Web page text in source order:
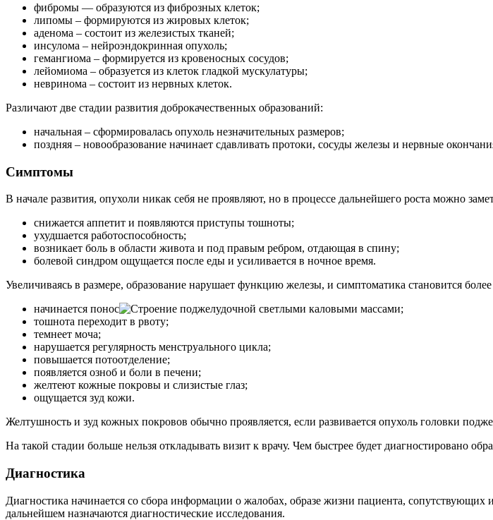
фибромы — образуются из фиброзных клеток;
липомы – формируются из жировых клеток;
аденома – состоит из железистых тканей;
инсулома – нейроэндокринная опухоль;
гемангиома – формируется из кровеносных сосудов;
лейомиома – образуется из клеток гладкой мускулатуры;
невринома – состоит из нервных клеток.
Различают две стадии развития доброкачественных образований:
начальная – сформировалась опухоль незначительных размеров;
поздняя – новообразование начинает сдавливать протоки, сосуды железы и нервные
Симптомы
В начале развития, опухоли никак себя не проявляют, но в процессе дальнейшего роста можно
снижается аппетит и появляются приступы тошноты;
ухудшается работоспособность;
возникает боль в области живота и под правым ребром, отдающая в спину;
болевой синдром ощущается после еды и усиливается в ночное время.
Увеличиваясь в размере, образование нарушает функцию железы, и симптоматика становится
начинается понос
светлыми каловыми массами;
тошнота переходит в рвоту;
темнеет моча;
нарушается регулярность менструального цикла;
повышается потоотделение;
появляется озноб и боли в печени;
желтеют кожные покровы и слизистые глаз;
ощущается зуд кожи.
Желтушность и зуд кожных покровов обычно проявляется, если развивается опухоль головки
На такой стадии больше нельзя откладывать визит к врачу. Чем быстрее будет диагностировано
Диагностика
Диагностика начинается со сбора информации о жалобах, образе жизни пациента,
дальнейшем назначаются диагностические исследования.